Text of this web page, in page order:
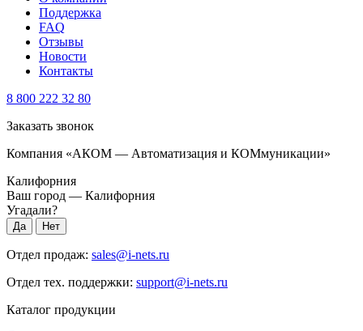
Поддержка
FAQ
Отзывы
Новости
Контакты
8 800 222 32 80
Заказать звонок
Компания «АКОМ — Автоматизация и КОМмуникации»
Калифорния
Ваш город — Калифорния
Угадали?
Отдел продаж: sales@i-nets.ru
Отдел тех. поддержки: support@i-nets.ru
Каталог продукции